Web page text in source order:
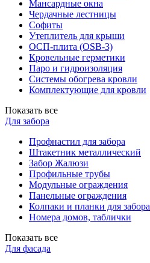
Мансардные окна
Чердачные лестницы
Софиты
Утеплитель для крыши
ОСП-плита (OSB-3)
Кровельные герметики
Паро и гидроизоляция
Системы обогрева кровли
Комплектующие для кровли
Показать все
Для забора
Профнастил для забора
Штакетник металлический
Забор Жалюзи
Профильные трубы
Модульные ограждения
Панельные ограждения
Колпаки и планки для забора
Номера домов, таблички
Показать все
Для фасада